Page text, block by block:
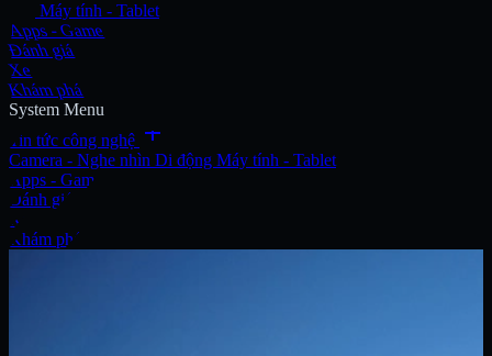
Máy tính - Tablet
Apps - Game
Đánh giá
Xe
Khám phá
System Menu
Tin tức công nghệ add
Camera - Nghe nhìn Di động Máy tính - Tablet
Apps - Game
Đánh giá
Xe
Khám phá